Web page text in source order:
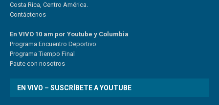
Costa Rica, Centro América.
Contáctenos
En VIVO 10 am por Youtube y Columbia
Programa Encuentro Deportivo
Programa Tiempo Final
Paute con nosotros
EN VIVO – SUSCRÍBETE A YOUTUBE